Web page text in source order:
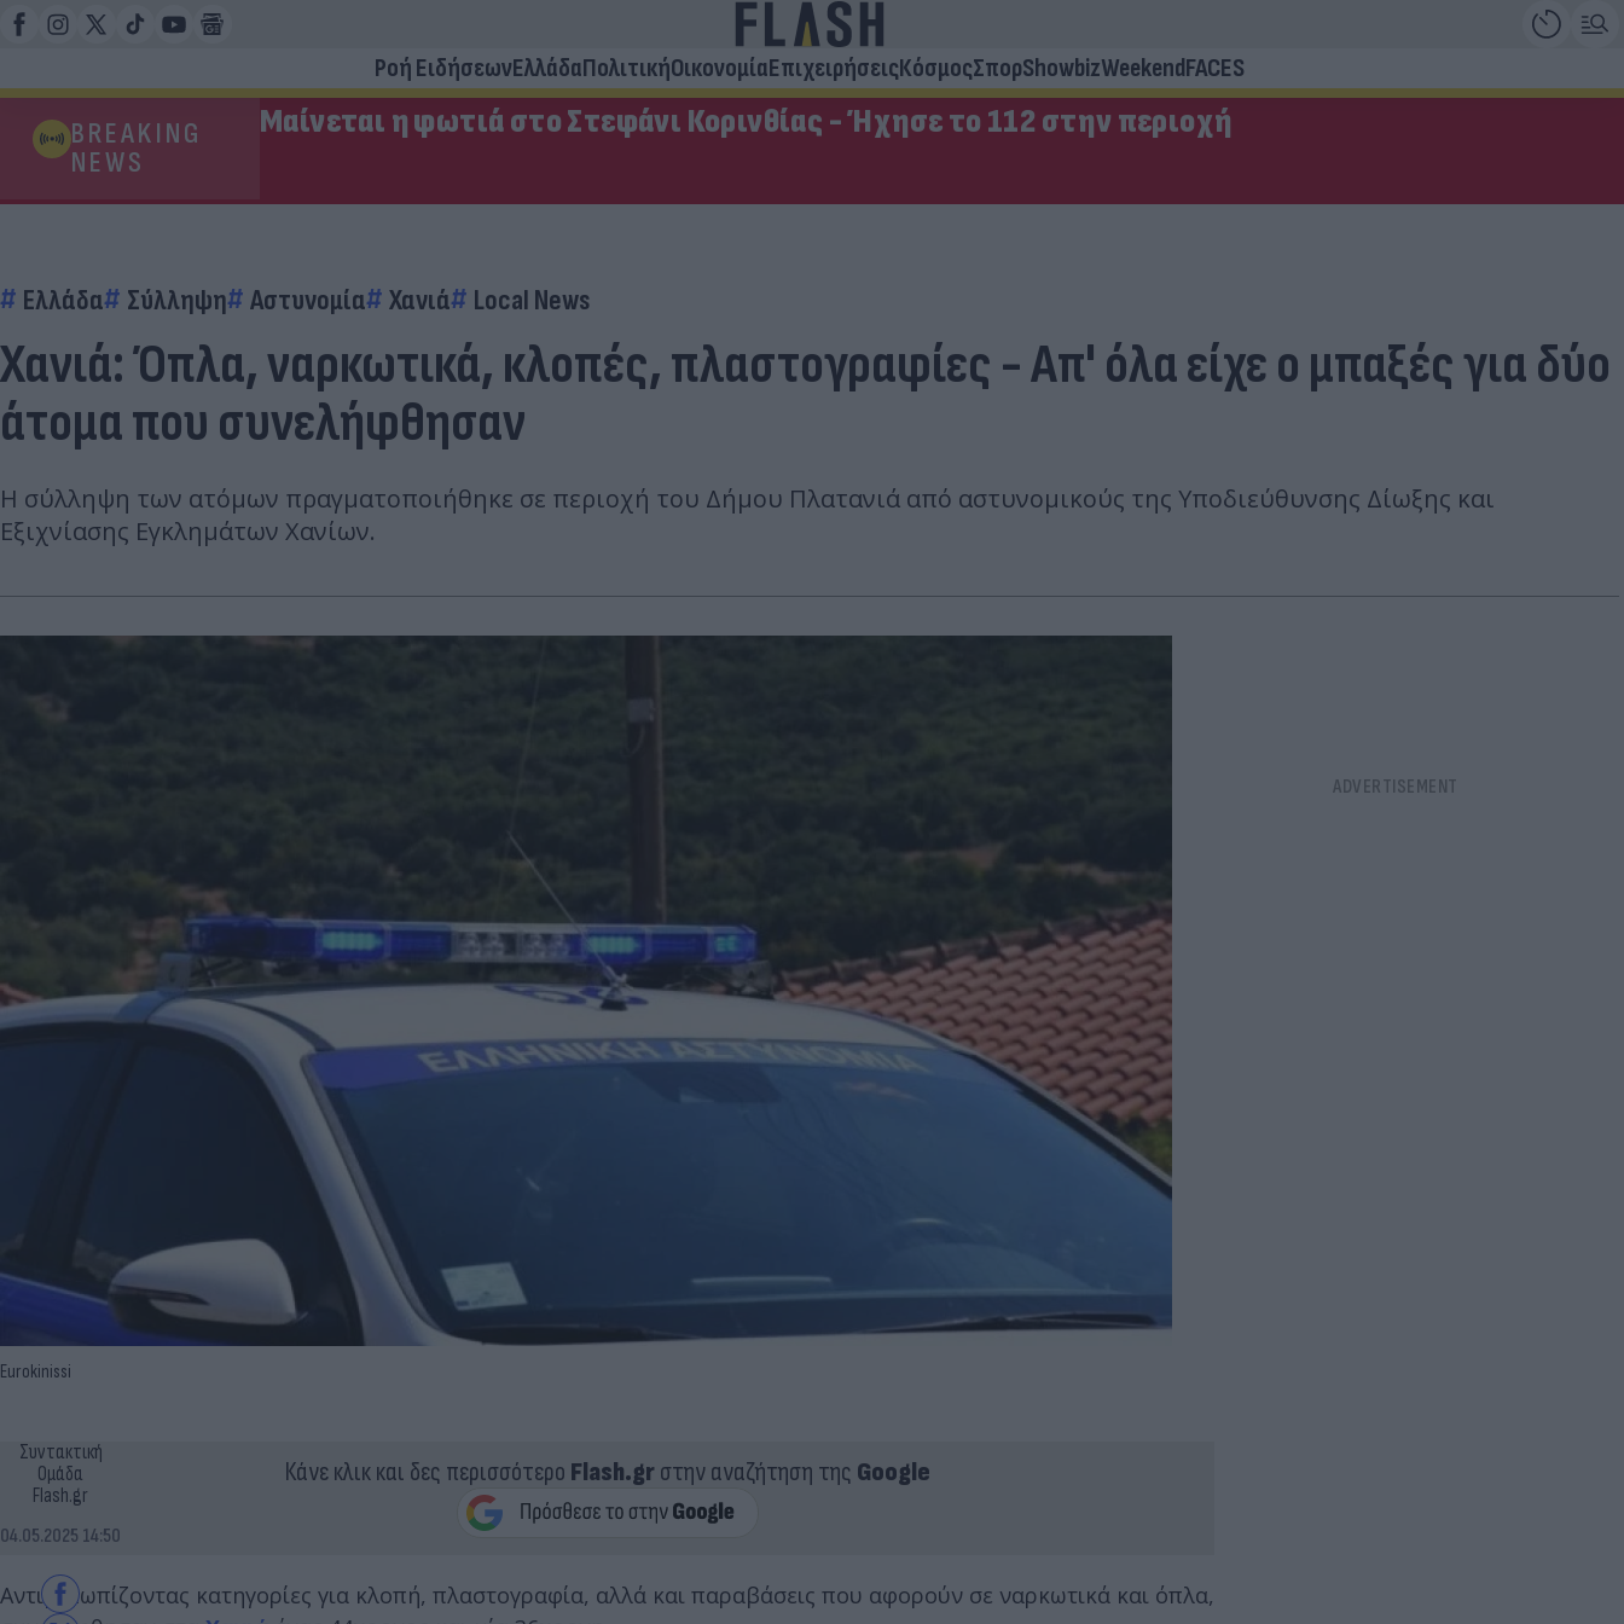
Ροή ΕιδήσεωνΕλλάδαΠολιτικήΟικονομίαΕπιχειρήσειςΚόσμοςΣπορShowbizWeekendFACES
BREAKING
NEWS
Μαίνεται η φωτιά στο Στεφάνι Κορινθίας - Ήχησε το 112 στην περιοχή
Ελλάδα Σύλληψη Αστυνομία Χανιά Local News
Χανιά: Όπλα, ναρκωτικά, κλοπές, πλαστογραφίες - Απ' όλα είχε ο μπαξές για δύο
άτομα που συνελήφθησαν
Η σύλληψη των ατόμων πραγματοποιήθηκε σε περιοχή του Δήμου Πλατανιά από αστυνομικούς της Υποδιεύθυνσης Δίωξης και
Εξιχνίασης Εγκλημάτων Χανίων.
Eurokinissi
Συντακτική
Ομάδα
Flash.gr
04.05.2025 14:50
Κάνε κλικ και δες περισσότερο Flash.grστην αναζήτηση της Google
Αντιμετωπίζοντας κατηγορίες για κλοπή, πλαστογραφία, αλλά και παραβάσεις που αφορούν σε ναρκωτικά και όπλα,